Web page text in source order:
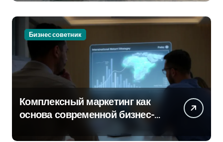
Бизнес советник
Комплексный маркетинг как
основа современной бизнес-